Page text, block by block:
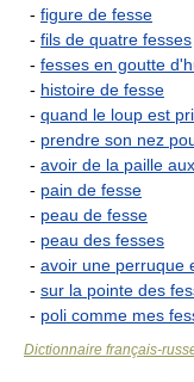
- figure de fesse
- fils de quatre fesses
- fesses en goutte
- histoire de fesse
- quand le loup est
- prendre son nez
- avoir de la paille
- pain de fesse
- peau de fesse
- peau des fesses
- avoir une perruque
- sur la pointe des
- poli comme mes
Dictionnaire français-